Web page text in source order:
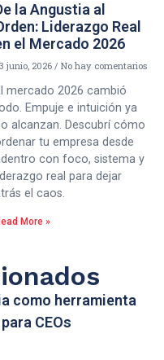
la Angustia al
Liderazgo Real
el Mercado 2026
junio, 2026 No hay comentarios
mercado 2026 cambió
Empuje e intuición ya
alcanzan. Descubrí cómo
tu empresa desde
con foco, sistema y
real para dejar
el caos.
More »
como herramienta
CEOs